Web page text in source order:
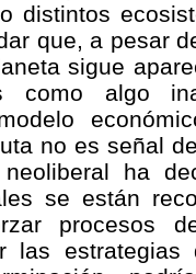
distintos
que, a pesar
sigue
como algo
no es señal
ha
se están
procesos
las estrategias